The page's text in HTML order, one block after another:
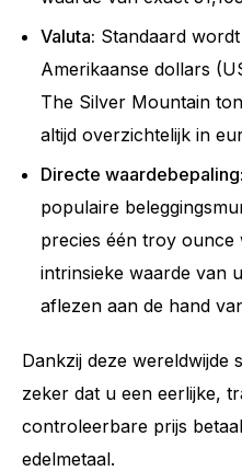
Valuta: Standaard
Amerikaanse dollars
The Silver Mountain
altijd overzichtelijk in
Directe waardebepaling:
populaire
precies één troy ounce
intrinsieke waarde van
aflezen aan de hand
Dankzij deze wereldwijde
zeker dat u een eerlijke,
controleerbare prijs
edelmetaal.